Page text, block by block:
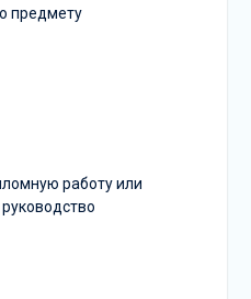
предмету
работу или